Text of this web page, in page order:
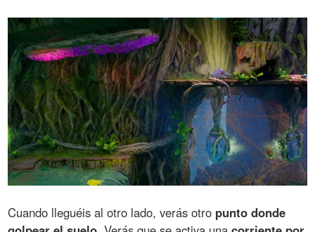
Cuando lleguéis al otro lado, verás otro punto donde